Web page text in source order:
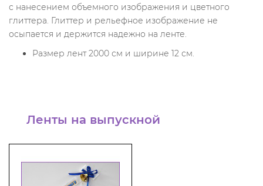
с нанесением объемного изображения и цветного
глиттера. Глиттер и рельефное изображение не
осыпается и держится надежно на ленте.
Размер лент 2000 см и ширине 12 см.
Ленты на выпускной